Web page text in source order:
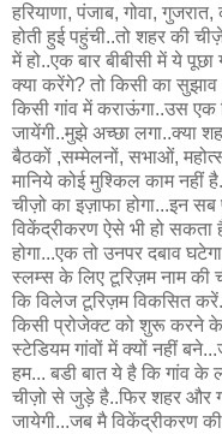
हरियाणा, पंजाब, गोवा,
होती हुई पहुंची..तो शहर की
में हो..एक बार बीबीसी में ये
क्या करेंगे? तो किसी का
किसी गांव में कराऊंगा..उस
जायेंगी..मुझे अच्छा लगा..क्या
बैठकों ,सम्मेलनों, सभाओं,
मानिये कोई मुश्किल काम नहीं
चीज़ो का इज़ाफा होगा...इन
विकेंद्रीकरण ऐसे भी हो सकता
होगा...एक तो उनपर दबाव
स्लम्स के लिए टूरिज़म नाम की
कि विलेज टूरिज़म विकसित
किसी प्रोजेक्ट को शुरू करने के
स्टेडियम गांवों में क्यों नहीं
हम... बडी बात ये है कि गांव के
चीज़ो से जुड़े है..फिर शहर और
जायेगी...जब मै विकेंद्रीकरण